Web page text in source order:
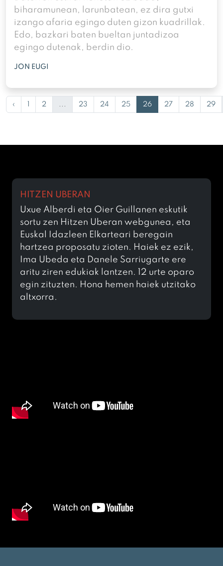
biharamunean, larunbatean, ez dira gutxi
izango afaria egingo duten gizon kuadrillak.
Edo, bazkari baten bueltan juntadizoa
egingo dutenak, berdin dio.
JON EUGI
‹ 1 2 23 24 25 26 27 28 29
HITZEN UBERAN
Uxue Alberdi eta Oier Guillanen eskutik
sortu zen Hitzen Uberan webgunea, eta
Euskal Idazleen Elkarteari beregain
hartzea proposatu zioten. Haiek ez ezik,
Ima Ubeda eta Danele Sarriugarte ere
aritu ziren edukiak lantzen. 12 urte oparo
egin zituzten. Hona hemen haiek utzitako
altxorra.